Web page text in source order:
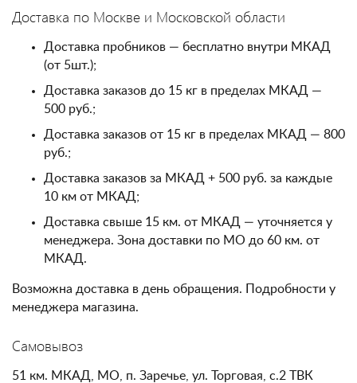
Доставка по Москве и Московской области
Доставка пробников — бесплатно внутри МКАД
(от 5шт.);
Доставка заказов до 15 кг в пределах МКАД —
500 руб.;
Доставка заказов от 15 кг в пределах МКАД — 800
руб.;
Доставка заказов за МКАД + 500 руб. за каждые
10 км от МКАД;
Доставка свыше 15 км. от МКАД — уточняется у
менеджера. Зона доставки по МО до 60 км. от
МКАД.
Возможна доставка в день обращения. Подробности у
менеджера магазина.
Самовывоз
51 км. МКАД, МО, п. Заречье, ул. Торговая, с.2 ТВК